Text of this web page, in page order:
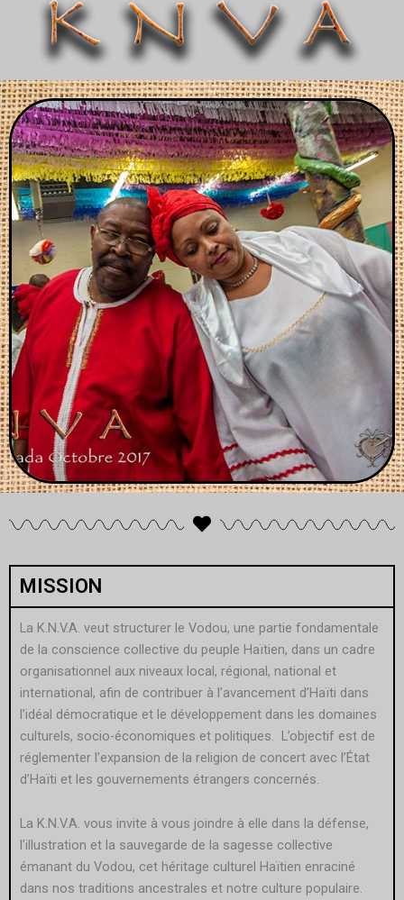
MISSION
La K.N.V.A. veut structurer le Vodou, une partie fondamentale
de la conscience collective du peuple Haïtien, dans un cadre
organisationnel aux niveaux local, régional, national et
international, afin de contribuer à l’avancement d’Haïti dans
l’idéal démocratique et le développement dans les domaines
culturels, socio-économiques et politiques. L’objectif est de
réglementer l’expansion de la religion de concert avec l’État
d’Haïti et les gouvernements étrangers concernés.
La K.N.V.A. vous invite à vous joindre à elle dans la défense,
l’illustration et la sauvegarde de la sagesse collective
émanant du Vodou, cet héritage culturel Haïtien enraciné
dans nos traditions ancestrales et notre culture populaire.